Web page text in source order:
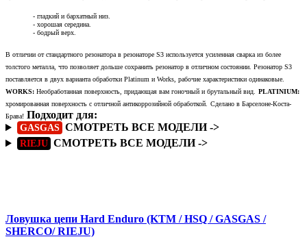
- гладкий и бархатный низ.
- хорошая середина.
- бодрый верх.
В отличии от стандартного резонатора в резонаторе S3 используется усиленная сварка из более
толстого металла, что позволяет дольше сохранить резонатор в отличном состоянии. Резонатор S3
поставляется в двух варианта обработки Platinum и Works, рабочие характеристики одинаковые.
WORKS: Необработанная поверхность, придающая вам гоночный и брутальный вид. PLATINIUM:
хромированная поверхность с отличной антикоррозийной обработкой. Сделано в Барселоне-Коста-
Брава! Подходит для:
GASGAS СМОТРЕТЬ ВСЕ МОДЕЛИ ->
RIEJU СМОТРЕТЬ ВСЕ МОДЕЛИ ->
Ловушка цепи Hard Enduro (KTM / HSQ / GASGAS /
SHERCO/ RIEJU)